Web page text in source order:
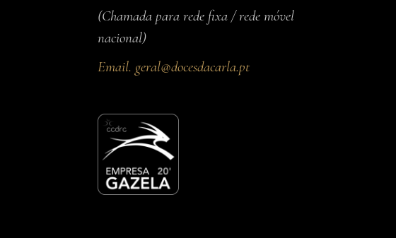
(Chamada para rede fixa / rede móvel
nacional)
Email. geral@docesdacarla.pt